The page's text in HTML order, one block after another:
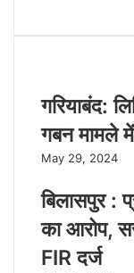
गरियाबंद:
गबन मामले में
May 29, 2024
बिलासपुर :
का आरोप,
FIR दर्ज